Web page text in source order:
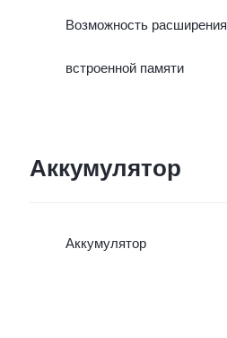
Возможность расширения
встроенной памяти
Аккумулятор
Аккумулятор